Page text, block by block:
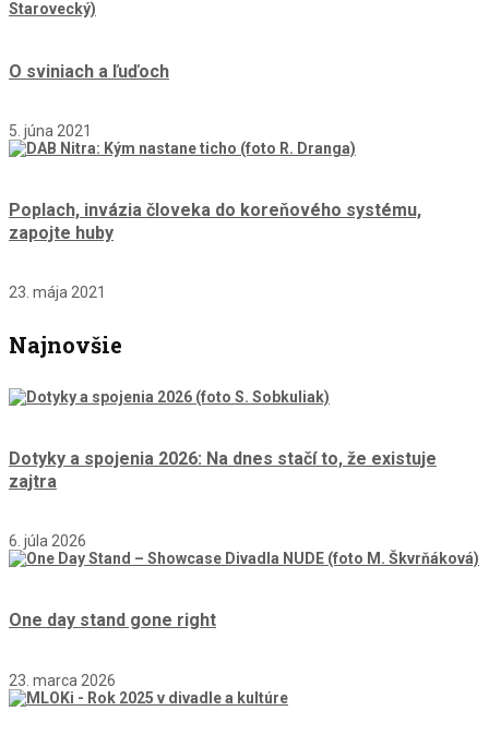
O sviniach a ľuďoch
5. júna 2021
Poplach, invázia človeka do koreňového systému,
zapojte huby
23. mája 2021
Najnovšie
Dotyky a spojenia 2026: Na dnes stačí to, že existuje
zajtra
6. júla 2026
One day stand gone right
23. marca 2026